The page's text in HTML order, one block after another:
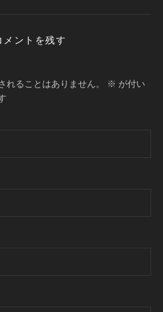
メントを残す
れることはありません。 ※ が付い